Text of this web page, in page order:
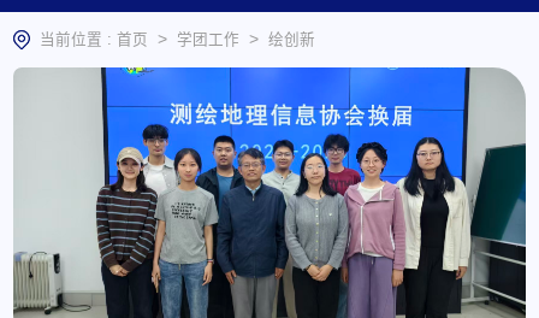
当前位置 : 首页 > 学团工作 > 绘创新